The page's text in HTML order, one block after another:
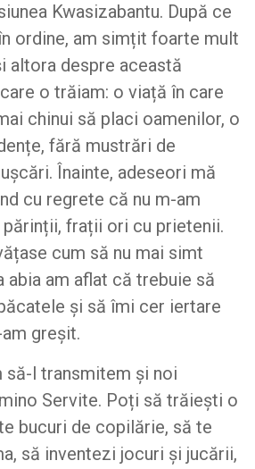
Kwasizabantu. După ce
ordine, am simțit foarte mult
altora despre această
o trăiam: o viață în care
chinui să placi oamenilor, o
fără mustrări de
Înainte, adeseori mă
cu regrete că nu m-am
frații ori cu prietenii.
cum să nu mai simt
abia am aflat că trebuie să
și să îmi cer iertare
greșit.
să-l transmitem și noi
Servite. Poți să trăiești o
bucuri de copilărie, să te
să inventezi jocuri și jucării,